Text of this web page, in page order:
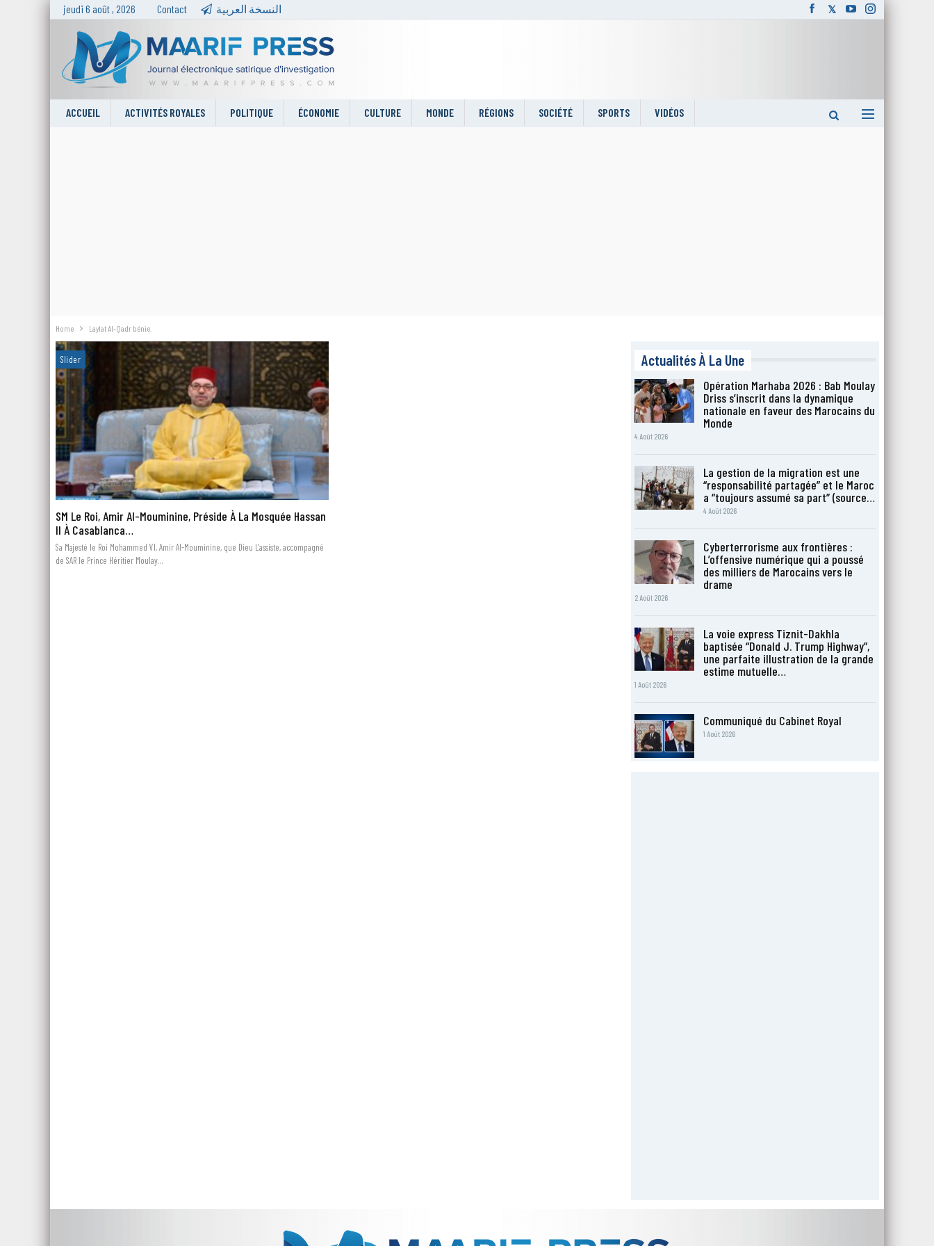
jeudi 6 août , 2026 Contact النسخة العربية
ACCUEIL ACTIVITÉS ROYALES POLITIQUE ÉCONOMIE CULTURE MONDE RÉGIONS SOCIÉTÉ SPORTS VIDÉOS
Home Laylat Al-Qadr bénie.
Slider
SM Le Roi, Amir Al-Mouminine, Préside À La Mosquée Hassan
II À Casablanca…
Sa Majesté le Roi Mohammed VI, Amir Al-Mouminine, que Dieu L'assiste, accompagné
de SAR le Prince Héritier Moulay…
Actualités À La Une
Opération Marhaba 2026 : Bab Moulay
Driss s’inscrit dans la dynamique
nationale en faveur des Marocains du
Monde
4 Août 2026
La gestion de la migration est une
“responsabilité partagée” et le Maroc
a “toujours assumé sa part” (source…
4 Août 2026
Cyberterrorisme aux frontières :
L’offensive numérique qui a poussé
des milliers de Marocains vers le
drame
2 Août 2026
La voie express Tiznit-Dakhla
baptisée “Donald J. Trump Highway”,
une parfaite illustration de la grande
estime mutuelle…
1 Août 2026
Communiqué du Cabinet Royal
1 Août 2026